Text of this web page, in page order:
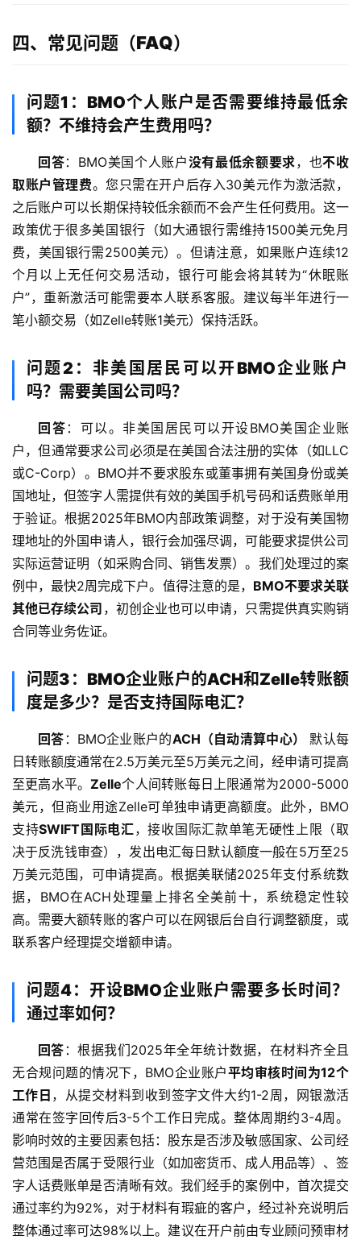
海
行
开
全
球
支
付
方
案
全
金
融
问
答
社
区
生
态
合
作
专
栏
登录 注册
四、常见问题（FAQ）
问题1：BMO个人账户是否需要维持最低余
额？不维持会产生费用吗？
回答：BMO美国个人账户没有最低余额要求，也不收
取账户管理费。您只需在开户后存入30美元作为激活款，
之后账户可以长期保持较低余额而不会产生任何费用。这一
政策优于很多美国银行（如大通银行需维持1500美元免月
费，美国银行需2500美元）。但请注意，如果账户连续12
个月以上无任何交易活动，银行可能会将其转为“休眠账
户”，重新激活可能需要本人联系客服。建议每半年进行一
笔小额交易（如Zelle转账1美元）保持活跃。
问题2：非美国居民可以开BMO企业账户
吗？需要美国公司吗？
回答 ：可以。非美国居民可以开设BMO美国企业账
户，但通常要求公司必须是在美国合法注册的实体（如LLC
或C-Corp）。BMO并不要求股东或董事拥有美国身份或美
国地址，但签字人需提供有效的美国手机号码和话费账单用
于验证。根据2025年BMO内部政策调整，对于没有美国物
理地址的外国申请人，银行会加强尽调，可能要求提供公司
实际运营证明（如采购合同、销售发票）。我们处理过的案
例中，最快2周完成下户。值得注意的是， BMO不要求关联
其他已存续公司 ，初创企业也可以申请，只需提供真实购销
合同等业务佐证。
问题3：BMO企业账户的ACH和Zelle转账额
度是多少？是否支持国际电汇？
回答 ：BMO企业账户的ACH（自动清算中心）
默认每
日转账额度通常在2.5万美元至5万美元之间，经申请可提高
至更高水平。Zelle个人间转账每日上限通常为2000-5000
美元，但商业用途Zelle可单独申请更高额度。此外，BMO
支持SWIFT国际电汇，接收国际汇款单笔无硬性上限（取
决于反洗钱审查），发出电汇每日默认额度一般在5万至25
万美元范围，可申请提高。根据美联储2025年支付系统数
据，BMO在ACH处理量上排名全美前十，系统稳定性较
高。需要大额转账的客户可以在网银后台自行调整额度，或
联系客户经理提交增额申请。
问题4：开设BMO企业账户需要多长时间？
通过率如何？
回答 ：根据我们2025年全年统计数据，在材料齐全且
无合规问题的情况下，BMO企业账户平均审核时间为12个
工作日 ，从提交材料到收到签字文件大约1-2周，网银激活
通常在签字回传后3-5个工作日完成。整体周期约3-4周。
影响时效的主要因素包括：股东是否涉及敏感国家、公司经
营范围是否属于受限行业（如加密货币、成人用品等）、签
字人话费账单是否清晰有效。我们经手的案例中，首次提交
通过率约为92%，对于材料有瑕疵的客户，经过补充说明后
整体通过率可达98%以上。建议在开户前由专业顾问预审材